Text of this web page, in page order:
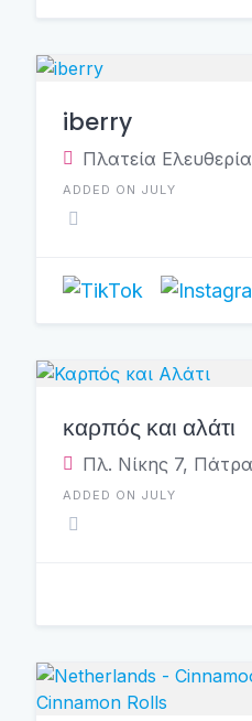
iberry
Πλατεία
ADDED ON JULY
καρπός και αλάτι
Πλ. Νίκης 7,
ADDED ON JULY